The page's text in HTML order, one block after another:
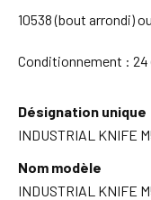
10538 (bout arrondi)
Conditionnement : 24
Désignation unique
INDUSTRIAL KNIFE
Nom modèle
INDUSTRIAL KNIFE